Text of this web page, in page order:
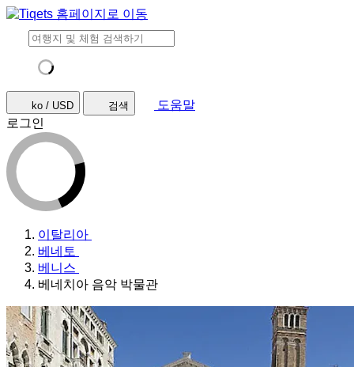
ko / USD 검색
도움말
로그인
이탈리아
베네토
베니스
베네치아 음악 박물관